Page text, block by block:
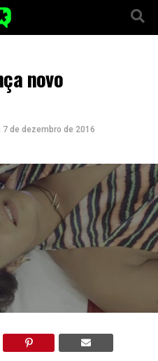
novo
7 de dezembro de 2016